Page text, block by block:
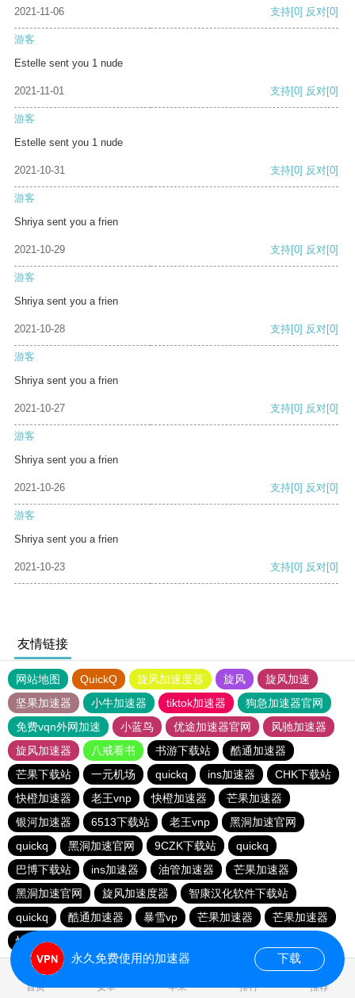
2021-11-06 支持[0] 反对[0]
游客
Estelle sent you 1 nude
2021-11-01 支持[0] 反对[0]
游客
Estelle sent you 1 nude
2021-10-31 支持[0] 反对[0]
游客
Shriya sent you a frien
2021-10-29 支持[0] 反对[0]
游客
Shriya sent you a frien
2021-10-28 支持[0] 反对[0]
游客
Shriya sent you a frien
2021-10-27 支持[0] 反对[0]
游客
Shriya sent you a frien
2021-10-26 支持[0] 反对[0]
游客
Shriya sent you a frien
2021-10-23 支持[0] 反对[0]
友情链接
网站地图 QuickQ 旋风加速度器 旋风
旋风加速
坚果加速器
小牛加速器 tiktok加速器
狗急加速器官网
免费vqn外网加速
小蓝鸟 优途加速器官网
风驰加速器
旋风加速器
八戒看书 书游下载站
酷通加速器
芒果下载站
一元机场 quickq ins加速器
CHK下载站
快橙加速器
老王vnp 快橙加速器
芒果加速器
银河加速器
6513下载站 老王vnp
黑洞加速官网
quickq
黑洞加速官网 9CZK下载站
quickq
巴博下载站
ins加速器 油管加速器
芒果加速器
黑洞加速官网
旋风加速度器
智康汉化软件下载站
quickq
酷通加速器 暴雪vp 芒果加速器
芒果加速器
快橙加速器
首页 安卓 苹果 排行 推荐
永久免费使用的加速器 下载